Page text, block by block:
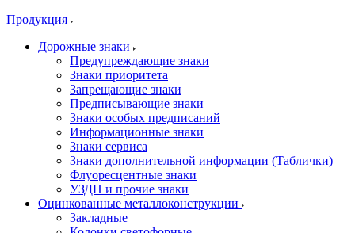
Продукция
Дорожные знаки
Предупреждающие знаки
Знаки приоритета
Запрещающие знаки
Предписывающие знаки
Знаки особых предписаний
Информационные знаки
Знаки сервиса
Знаки дополнительной информации (Таблички)
Флуоресцентные знаки
УЗДП и прочие знаки
Оцинкованные металлоконструкции
Закладные